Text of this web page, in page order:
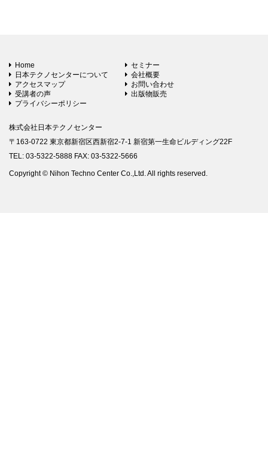
Home
セミナー
日本テクノセンターについて
会社概要
アクセスマップ
お問い合わせ
受講者の声
出版物販売
プライバシーポリシー
株式会社日本テクノセンター
〒163-0722 東京都新宿区西新宿2-7-1 新宿第一生命ビルディング22F
TEL: 03-5322-5888 FAX: 03-5322-5666
Copyright © Nihon Techno Center Co.,Ltd. All rights reserved.